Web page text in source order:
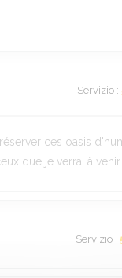
Servizio:
ces oasis
que je verrai à
Servizio: